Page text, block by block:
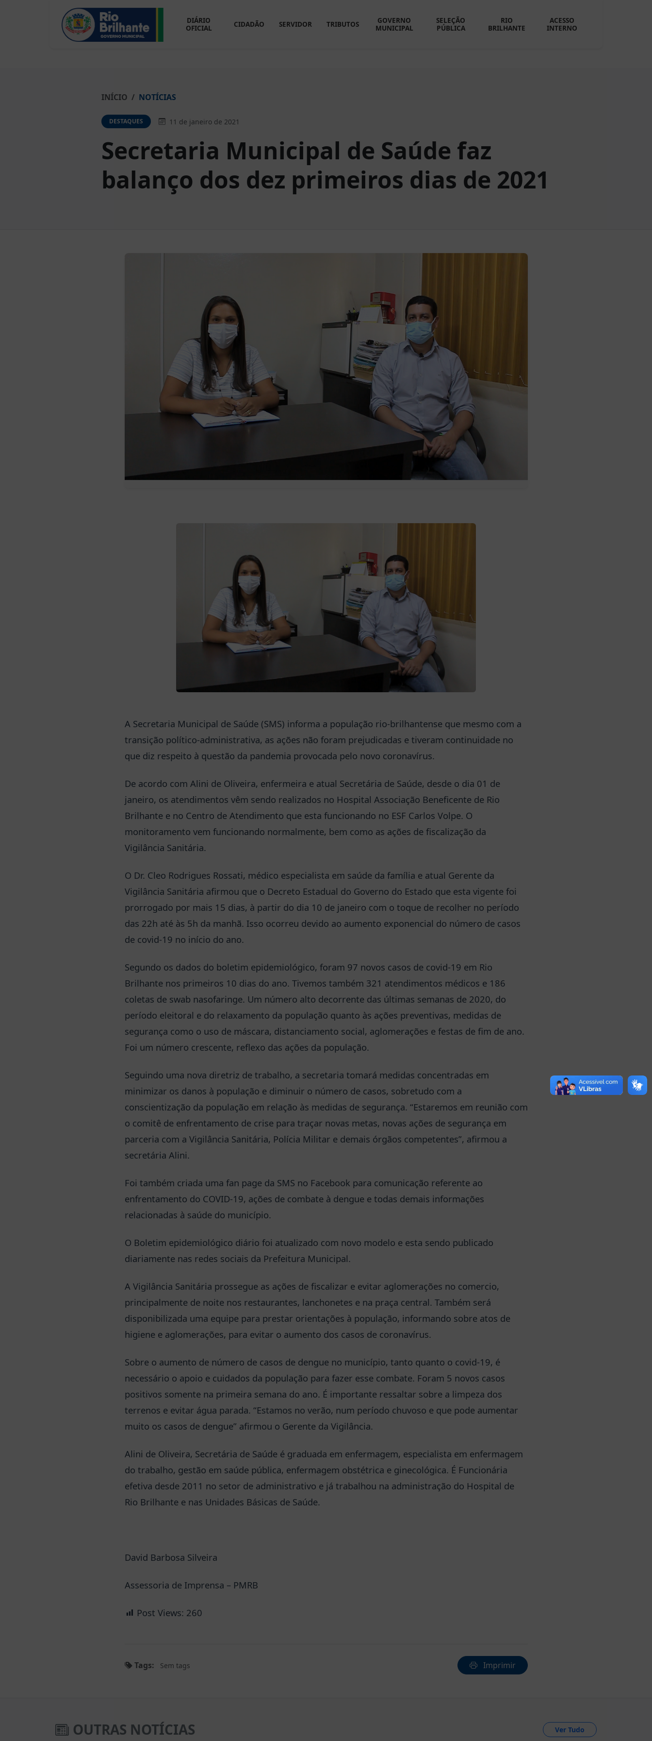
DIÁRIO
OFICIAL
CIDADÃO SERVIDOR TRIBUTOS
GOVERNO
MUNICIPAL
SELEÇÃO
PÚBLICA
RIO
BRILHANTE
ACESSO
INTERNO
INÍCIO NOTÍCIAS
DESTAQUES 11 de janeiro de 2021
Secretaria Municipal de Saúde faz
balanço dos dez primeiros dias de 2021
A Secretaria Municipal de Saúde (SMS) informa a população rio-brilhantense que mesmo com a
transição político-administrativa, as ações não foram prejudicadas e tiveram continuidade no
que diz respeito à questão da pandemia provocada pelo novo coronavírus.
De acordo com Alini de Oliveira, enfermeira e atual Secretária de Saúde, desde o dia 01 de
janeiro, os atendimentos vêm sendo realizados no Hospital Associação Beneficente de Rio
Brilhante e no Centro de Atendimento que esta funcionando no ESF Carlos Volpe. O
monitoramento vem funcionando normalmente, bem como as ações de fiscalização da
Vigilância Sanitária.
O Dr. Cleo Rodrigues Rossati, médico especialista em saúde da família e atual Gerente da
Vigilância Sanitária afirmou que o Decreto Estadual do Governo do Estado que esta vigente foi
prorrogado por mais 15 dias, à partir do dia 10 de janeiro com o toque de recolher no período
das 22h até às 5h da manhã. Isso ocorreu devido ao aumento exponencial do número de casos
de covid-19 no início do ano.
Segundo os dados do boletim epidemiológico, foram 97 novos casos de covid-19 em Rio
Brilhante nos primeiros 10 dias do ano. Tivemos também 321 atendimentos médicos e 186
coletas de swab nasofaringe. Um número alto decorrente das últimas semanas de 2020, do
período eleitoral e do relaxamento da população quanto às ações preventivas, medidas de
segurança como o uso de máscara, distanciamento social, aglomerações e festas de fim de ano.
Foi um número crescente, reflexo das ações da população.
Seguindo uma nova diretriz de trabalho, a secretaria tomará medidas concentradas em
minimizar os danos à população e diminuir o número de casos, sobretudo com a
conscientização da população em relação às medidas de segurança. “Estaremos em reunião com
o comitê de enfrentamento de crise para traçar novas metas, novas ações de segurança em
parceria com a Vigilância Sanitária, Polícia Militar e demais órgãos competentes”, afirmou a
secretária Alini.
Foi também criada uma fan page da SMS no Facebook para comunicação referente ao
enfrentamento do COVID-19, ações de combate à dengue e todas demais informações
relacionadas à saúde do município.
O Boletim epidemiológico diário foi atualizado com novo modelo e esta sendo publicado
diariamente nas redes sociais da Prefeitura Municipal.
A Vigilância Sanitária prossegue as ações de fiscalizar e evitar aglomerações no comercio,
principalmente de noite nos restaurantes, lanchonetes e na praça central. Também será
disponibilizada uma equipe para prestar orientações à população, informando sobre atos de
higiene e aglomerações, para evitar o aumento dos casos de coronavírus.
Sobre o aumento de número de casos de dengue no município, tanto quanto o covid-19, é
necessário o apoio e cuidados da população para fazer esse combate. Foram 5 novos casos
positivos somente na primeira semana do ano. É importante ressaltar sobre a limpeza dos
terrenos e evitar água parada. “Estamos no verão, num período chuvoso e que pode aumentar
muito os casos de dengue” afirmou o Gerente da Vigilância.
Alini de Oliveira, Secretária de Saúde é graduada em enfermagem, especialista em enfermagem
do trabalho, gestão em saúde pública, enfermagem obstétrica e ginecológica. É Funcionária
efetiva desde 2011 no setor de administrativo e já trabalhou na administração do Hospital de
Rio Brilhante e nas Unidades Básicas de Saúde.
David Barbosa Silveira
Assessoria de Imprensa – PMRB
Post Views: 260
Tags: Sem tags Imprimir
OUTRAS NOTÍCIAS Ver Tudo